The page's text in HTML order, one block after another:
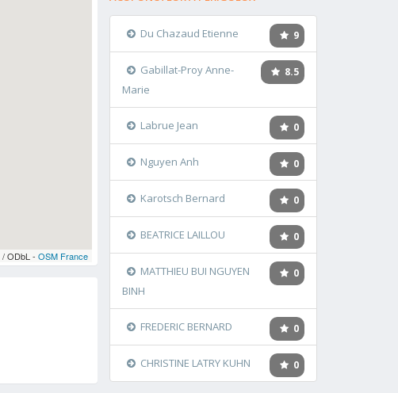
/ ODbL - OSM France
9
Du Chazaud Etienne
8.5
Gabillat-Proy Anne-
Marie
0
Labrue Jean
0
Nguyen Anh
0
Karotsch Bernard
0
BEATRICE LAILLOU
0
MATTHIEU BUI NGUYEN
BINH
0
FREDERIC BERNARD
0
CHRISTINE LATRY KUHN